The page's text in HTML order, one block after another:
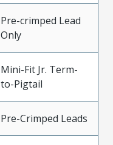
Pre-crimped Lead
Only
Mini-Fit Jr. Term-
to-Pigtail
Pre-Crimped Leads